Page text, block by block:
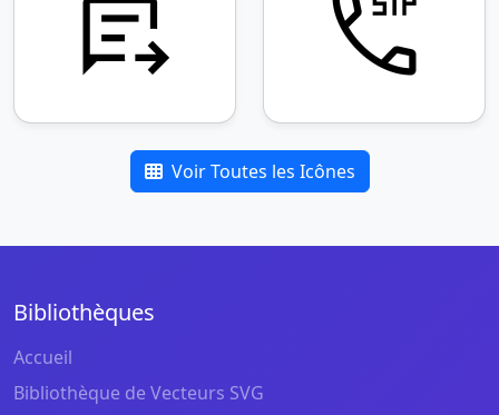
Voir Toutes les Icônes
Bibliothèques
Accueil
Bibliothèque de Vecteurs SVG